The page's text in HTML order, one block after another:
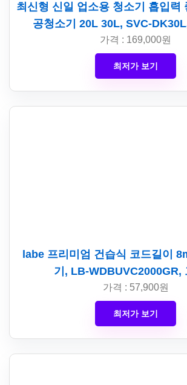
최신형 신일 업소용 청소기 흡입력
공청소기 20L 30L, SVC-
가격 : 169,000원
최저가 보기
labe 프리미엄 건습식 코드길이
기, LB-WDBUVC2000GR,
가격 : 57,900원
최저가 보기